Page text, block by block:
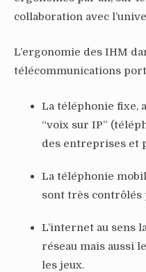
collaboration avec
L’ergonomie des IHM
télécommunications
La téléphonie fixe,
“voix sur IP”
des entreprises et
La téléphonie
sont très contrôlés
L’internet au sens
réseau mais aussi
les jeux.